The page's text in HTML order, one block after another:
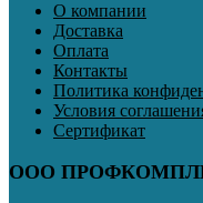
О компании
Доставка
Оплата
Контакты
Политика
Условия
Сертификат
ООО